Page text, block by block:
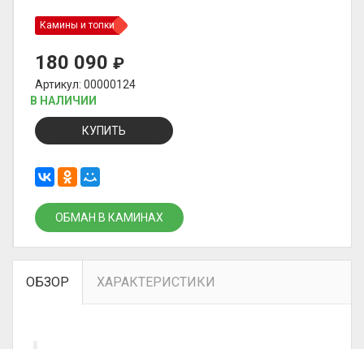
Камины и топки
180 090 ₽
Артикул: 00000124
В НАЛИЧИИ
КУПИТЬ
ОБМАН В КАМИНАХ
ОБЗОР ХАРАКТЕРИСТИКИ